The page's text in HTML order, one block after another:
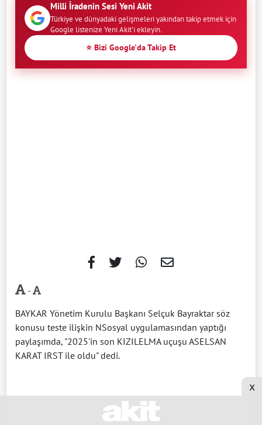
Milli İradenin Sesi Yeni Akit
Türkiye ve dünyadaki gelişmeleri yakından takip etmek için
Google listenize Yeni Akit'i ekleyin.
⭐ Bizi Google'da Takip Et
-
BAYKAR Yönetim Kurulu Başkanı Selçuk Bayraktar söz
konusu teste ilişkin NSosyal uygulamasından yaptığı
paylaşımda, "2025'in son KIZILELMA uçuşu ASELSAN
KARAT IRST ile oldu" dedi.
x